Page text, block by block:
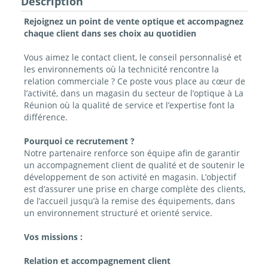
Rejoignez un point de vente optique et accompagnez
chaque client dans ses choix au quotidien
Vous aimez le contact client, le conseil personnalisé et
les environnements où la technicité rencontre la
relation commerciale ? Ce poste vous place au cœur de
l’activité, dans un magasin du secteur de l’optique à La
Réunion où la qualité de service et l’expertise font la
différence.
Pourquoi ce recrutement ?
Notre partenaire renforce son équipe afin de garantir
un accompagnement client de qualité et de soutenir le
développement de son activité en magasin. L’objectif
est d’assurer une prise en charge complète des clients,
de l’accueil jusqu’à la remise des équipements, dans
un environnement structuré et orienté service.
Vos missions :
Relation et accompagnement client